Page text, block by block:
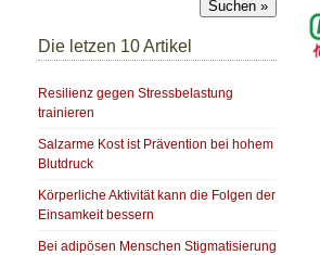
Die letzen 10 Artikel
Resilienz gegen Stressbelastung
trainieren
Salzarme Kost ist Prävention bei hohem
Blutdruck
Körperliche Aktivität kann die Folgen der
Einsamkeit bessern
Bei adipösen Menschen Stigmatisierung